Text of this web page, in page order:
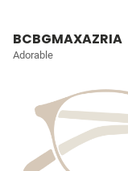
BCBGMAXAZRIA
Adorable